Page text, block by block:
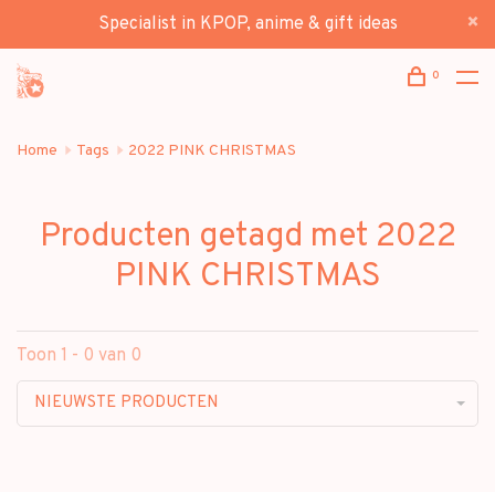
Specialist in KPOP, anime & gift ideas
0
Home Tags 2022 PINK CHRISTMAS
Producten getagd met 2022
PINK CHRISTMAS
Toon 1 - 0 van 0
NIEUWSTE PRODUCTEN